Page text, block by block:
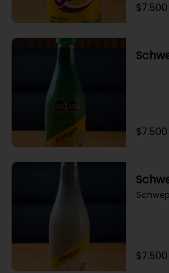
$7.500
$7.500
$7.500